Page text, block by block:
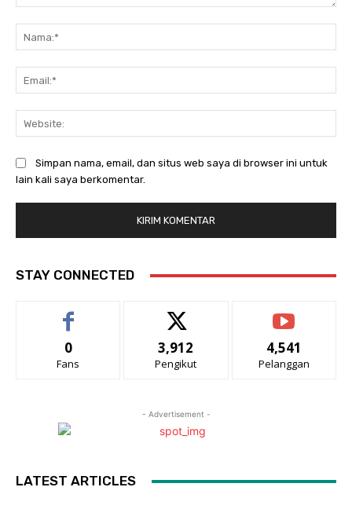
Simpan nama, email, dan situs web saya di browser ini untuk
lain kali saya berkomentar.
STAY CONNECTED
0
Fans
3,912
Pengikut
4,541
Pelanggan
- Advertisement -
LATEST ARTICLES